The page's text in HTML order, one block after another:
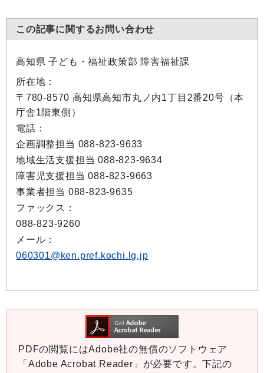
この記事に関するお問い合わせ
高知県 子ども・福祉政策部 障害福祉課
所在地：
〒780-8570 高知県高知市丸ノ内1丁目2番20号（本
庁舎1階東側）
電話：
企画調整担当 088-823-9633
地域生活支援担当 088-823-9634
障害児支援担当 088-823-9663
事業者担当 088-823-9635
ファックス：
088-823-9260
メール：
060301@ken.pref.kochi.lg.jp
PDFの閲覧にはAdobe社の無償のソフトウェア
「Adobe Acrobat Reader」が必要です。下記の